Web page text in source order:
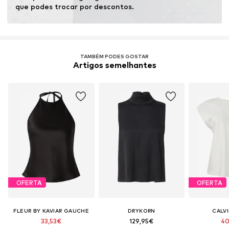
que podes trocar por descontos.
TAMBÉM PODES GOSTAR
Artigos semelhantes
OFERTA
FLEUR BY KAVIAR GAUCHE
33,53€
DRYKORN
129,95€
OFERTA